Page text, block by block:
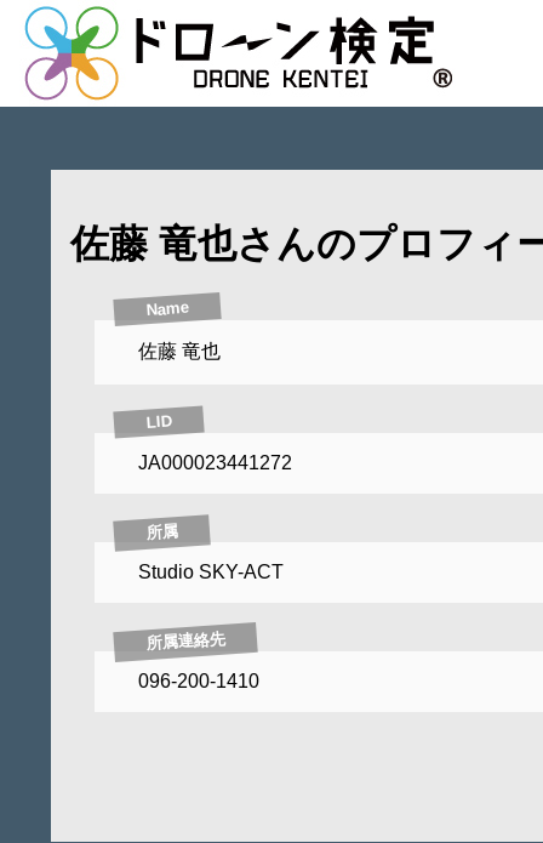
佐藤 竜也さんのプロフィ
Name
佐藤 竜也
LID
JA000023441272
所属
Studio SKY-ACT
所属連絡先
096-200-1410